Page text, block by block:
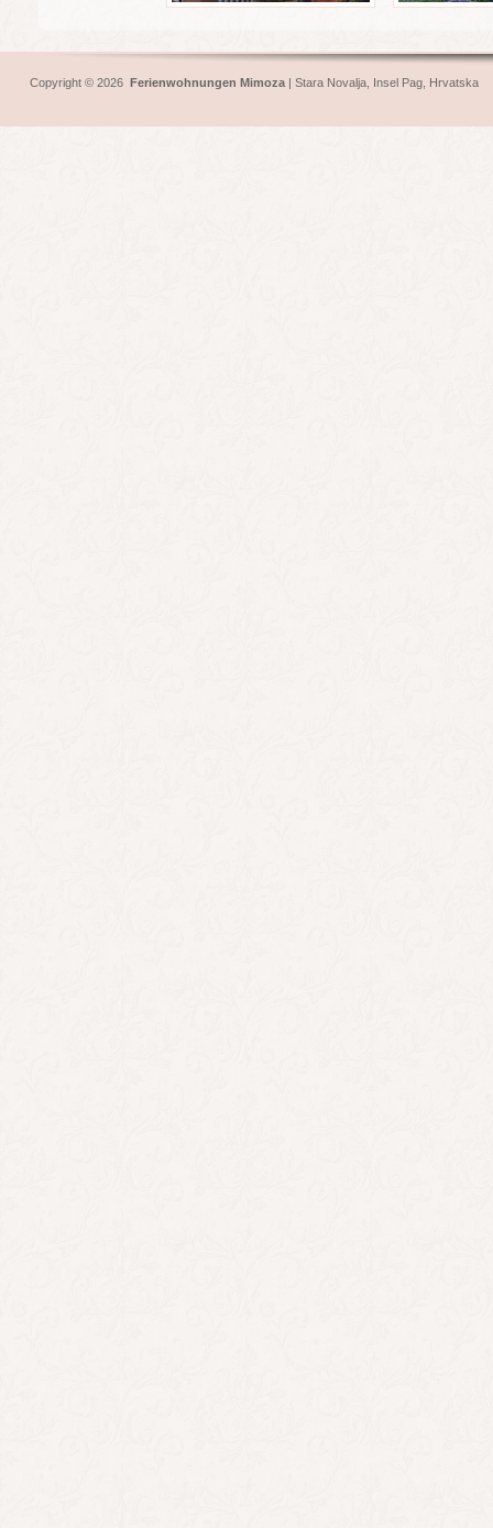
Copyright © 2026 Ferienwohnungen Mimoza | Stara Novalja Insel Pag , Hrvatska